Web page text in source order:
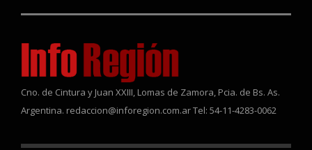
Cno. de Cintura y Juan XXIII, Lomas de Zamora, Pcia. de Bs. As.
Argentina. redaccion@inforegion.com.ar Tel: 54-11-4283-0062